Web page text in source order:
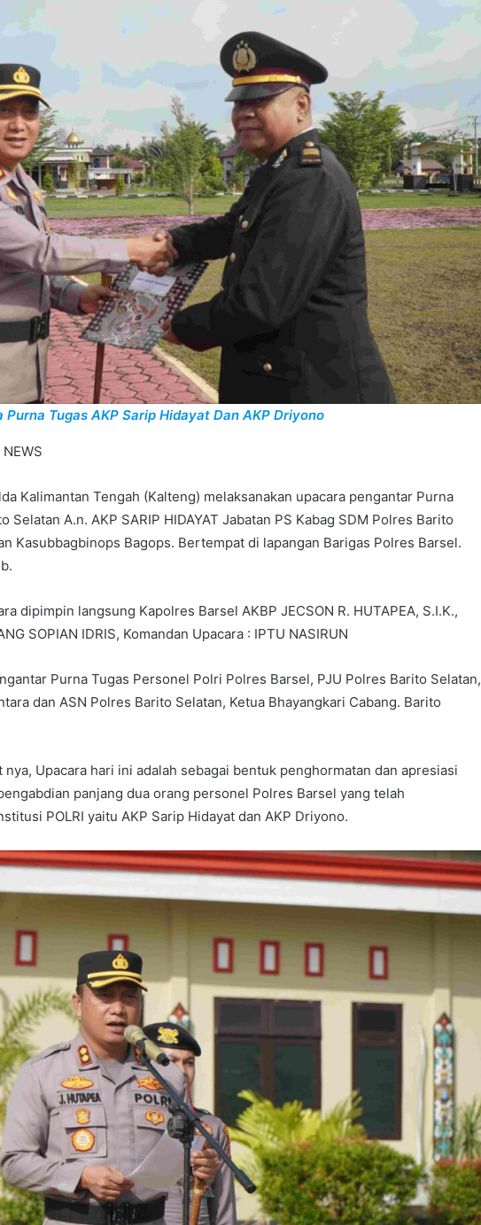
Tugas AKP Sarip Hidayat Dan AKP Driyono
Kalimantan Tengah (Kalteng) melaksanakan upacara pengantar Purna
A.n. AKP SARIP HIDAYAT Jabatan PS Kabag SDM Polres Barito
Kasubbagbinops Bagops. Bertempat di lapangan Barigas Polres Barsel.
dipimpin langsung Kapolres Barsel AKBP JECSON R. HUTAPEA, S.I.K.,
SOPIAN IDRIS, Komandan Upacara : IPTU NASIRUN
Purna Tugas Personel Polri Polres Barsel, PJU Polres Barito Selatan,
dan ASN Polres Barito Selatan, Ketua Bhayangkari Cabang. Barito
nya, Upacara hari ini adalah sebagai bentuk penghormatan dan apresiasi
panjang dua orang personel Polres Barsel yang telah
POLRI yaitu AKP Sarip Hidayat dan AKP Driyono.